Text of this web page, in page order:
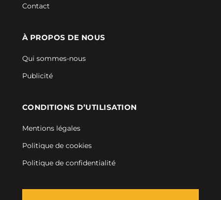
Contact
À PROPOS DE NOUS
Qui sommes-nous
Publicité
CONDITIONS D’UTILISATION
Mentions légales
Politique de cookies
Politique de confidentialité